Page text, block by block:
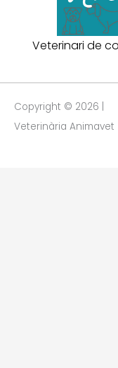
Veterinari de
Copyright © 2026 |
Veterinària Animavet